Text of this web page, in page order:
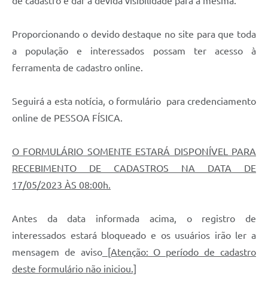
Proporcionando o devido destaque no site para que toda
a população e interessados possam ter acesso à
ferramenta de cadastro online.
Seguirá a esta notícia, o formulário para credenciamento
online de PESSOA FÍSICA.
O FORMULÁRIO SOMENTE ESTARÁ DISPONÍVEL PARA
RECEBIMENTO DE CADASTROS NA DATA DE
17/05/2023 ÀS 08:00h.
Antes da data informada acima, o registro de
interessados estará bloqueado e os usuários irão ler a
mensagem de aviso[Atenção: O período de cadastro
deste formulário não iniciou.]